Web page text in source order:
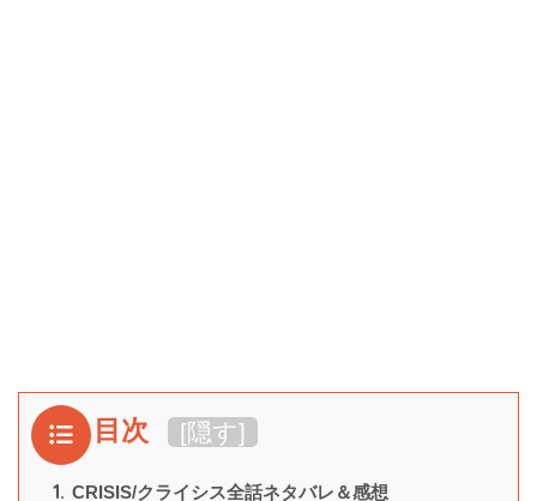
目次 [隠す]
1. CRISIS/クライシス全話ネタバレ＆感想